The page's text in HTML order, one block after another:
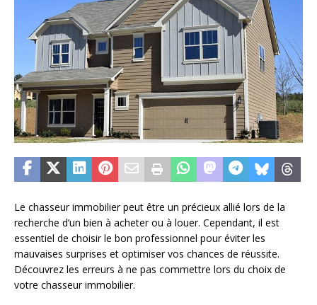
Le chasseur immobilier peut être un précieux allié lors de la
recherche d’un bien à acheter ou à louer. Cependant, il est
essentiel de choisir le bon professionnel pour éviter les
mauvaises surprises et optimiser vos chances de réussite.
Découvrez les erreurs à ne pas commettre lors du choix de
votre chasseur immobilier.